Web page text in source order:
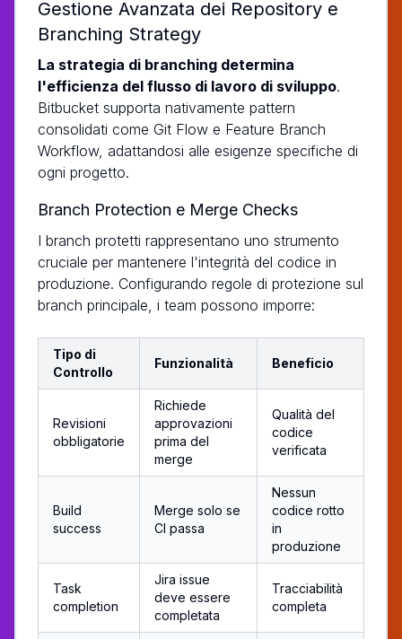
Gestione Avanzata dei Repository e
Branching Strategy
La strategia di branching determina
l'efficienza del flusso di lavoro di sviluppo.
Bitbucket supporta nativamente pattern
consolidati come Git Flow e Feature Branch
Workflow, adattandosi alle esigenze specifiche di
ogni progetto.
Branch Protection e Merge Checks
I branch protetti rappresentano uno strumento
cruciale per mantenere l'integrità del codice in
produzione. Configurando regole di protezione sul
branch principale, i team possono imporre:
Tipo di
Controllo
Funzionalità Beneficio
Revisioni
obbligatorie
Richiede
approvazioni
prima del
merge
Qualità del
codice
verificata
Build
success
Merge solo se
CI passa
Nessun
codice rotto
in
produzione
Task
completion
Jira issue
deve essere
completata
Tracciabilità
completa